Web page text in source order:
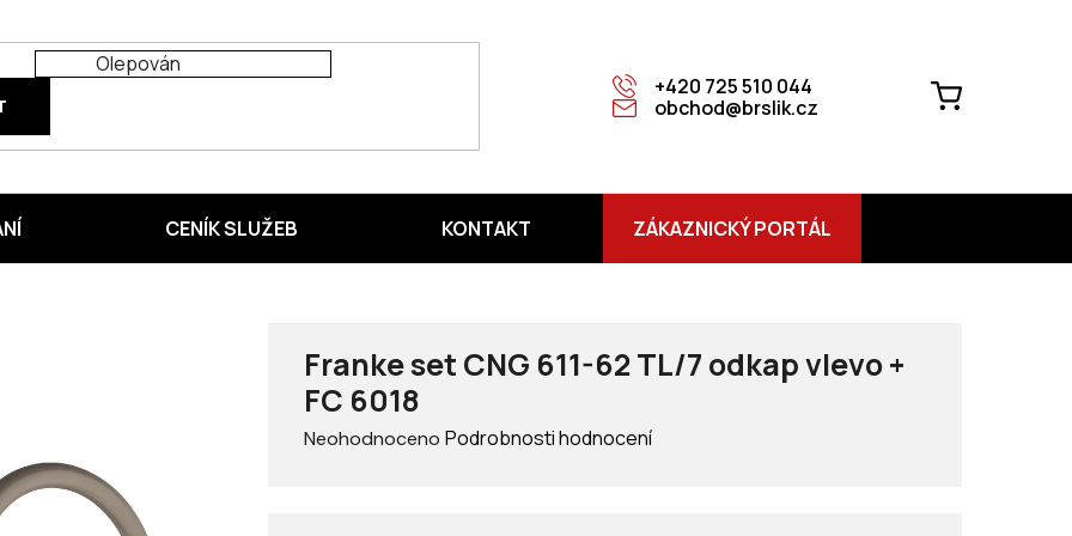
+420 725 510 044
obchod@brslik.cz
NÁKUPNÍ
CENÍK SLUŽEB KONTAKT ZÁKAZNICKÝ PORTÁL
Franke set CNG 611-62 TL/7 odkap vlevo +
FC 6018
Průměrné
Neohodnoceno Podrobnosti hodnocení